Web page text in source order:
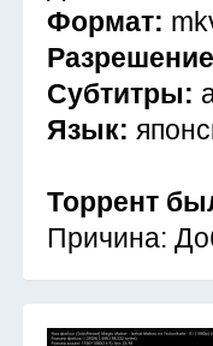
Формат:
Субтитры:
Язык:
Торрент
Причина: